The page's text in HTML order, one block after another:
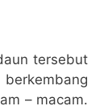
tersebut
– macam.